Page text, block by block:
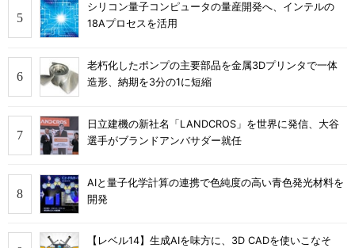
シリコン量子コンピュータの量産開発へ、インテルの
18Aプロセスを活用
老朽化したポンプの主要部品を金属3Dプリンタで一体
造形、納期を3分の1に短縮
日立建機の新社名「LANDCROS」を世界に発信、大谷
選手がブランドアンバサダー就任
AIと量子化学計算の連携で色純度の高い青色発光材料を
開発
【レベル14】生成AIを味方に、3D CADを使いこなそ